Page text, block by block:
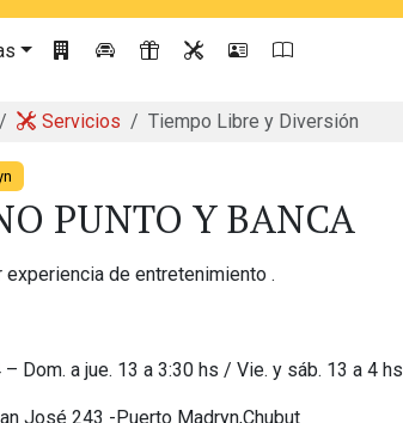
Servicios Tiempo Libre y Diversión
PUNTO Y BANCA
experiencia de entretenimiento .
Dom. a jue. 13 a 3:30 hs / Vie. y sáb. 13 a 4 hs
José 243 -Puerto Madryn,Chubut